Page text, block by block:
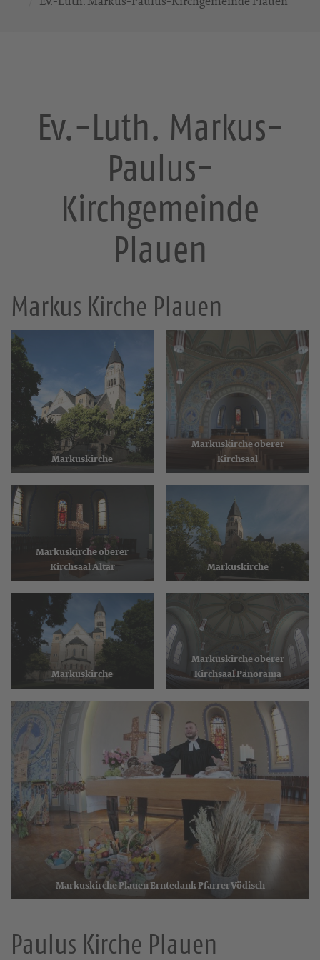
Ev.-Luth. Markus-
Paulus-
Kirchgemeinde
Plauen
Markus Kirche Plauen
Markuskirche
Markuskirche oberer
Kirchsaal
Markuskirche oberer
Kirchsaal Altar
Markuskirche
Markuskirche
Markuskirche oberer
Kirchsaal Panorama
Markuskirche Plauen Erntedank Pfarrer Vödisch
Paulus Kirche Plauen